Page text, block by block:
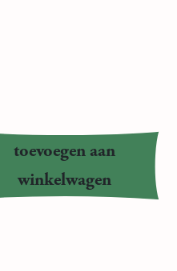
toevoegen aan
winkelwagen